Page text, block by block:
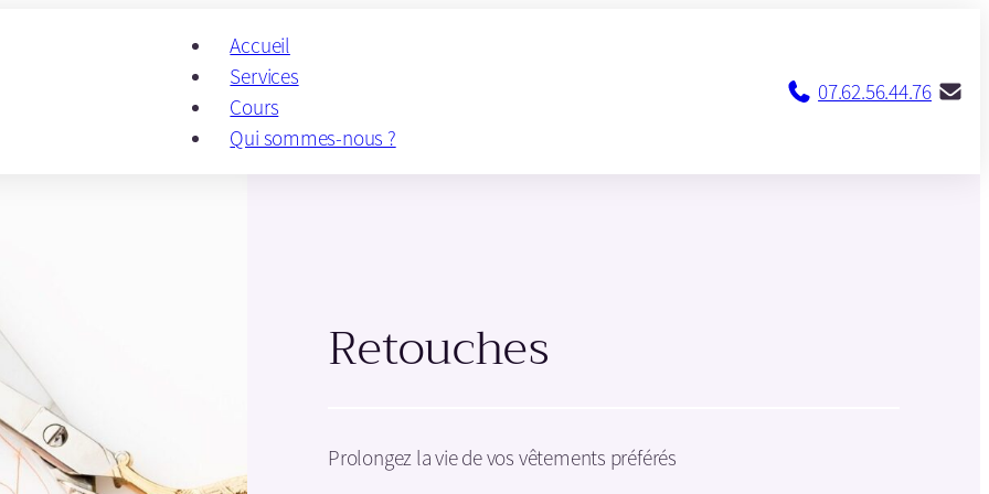
Accueil
Services
Cours
Qui sommes-nous ?
07.62.56.44.76
Retouches
Prolongez la vie de vos vêtements préférés